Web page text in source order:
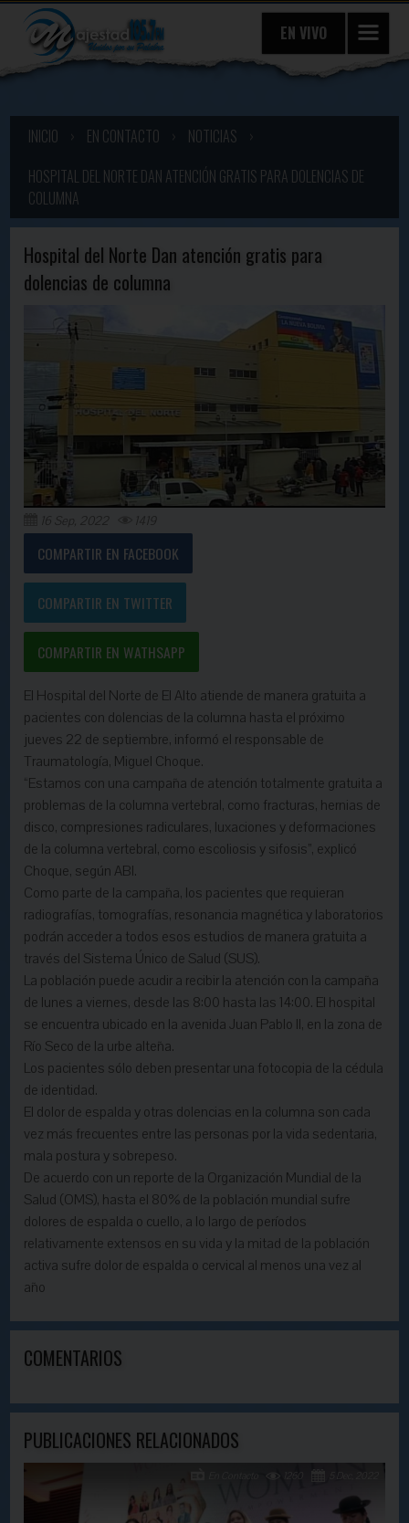
EN VIVO
INICIO EN CONTACTO NOTICIAS
HOSPITAL DEL NORTE DAN ATENCIÓN GRATIS PARA DOLENCIAS DE
COLUMNA
Hospital del Norte Dan atención gratis para
dolencias de columna
16 Sep, 2022 1419
COMPARTIR EN FACEBOOK
COMPARTIR EN TWITTER
COMPARTIR EN WATHSAPP
El Hospital del Norte de El Alto atiende de manera gratuita a
pacientes con dolencias de la columna hasta el próximo
jueves 22 de septiembre, informó el responsable de
Traumatología, Miguel Choque.
“Estamos con una campaña de atención totalmente gratuita a
problemas de la columna vertebral, como fracturas, hernias de
disco, compresiones radiculares, luxaciones y deformaciones
de la columna vertebral, como escoliosis y sifosis”, explicó
Choque, según ABI.
Como parte de la campaña, los pacientes que requieran
radiografías, tomografías, resonancia magnética y laboratorios
podrán acceder a todos esos estudios de manera gratuita a
través del Sistema Único de Salud (SUS).
La población puede acudir a recibir la atención con la campaña
de lunes a viernes, desde las 8:00 hasta las 14:00. El hospital
se encuentra ubicado en la avenida Juan Pablo II, en la zona de
Río Seco de la urbe alteña.
Los pacientes sólo deben presentar una fotocopia de la cédula
de identidad.
El dolor de espalda y otras dolencias en la columna son cada
vez más frecuentes entre las personas por la vida sedentaria,
mala postura y sobrepeso.
De acuerdo con un reporte de la Organización Mundial de la
Salud (OMS), hasta el 80% de la población mundial sufre
dolores de espalda o cuello, a lo largo de períodos
relativamente extensos en su vida y la mitad de la población
activa sufre dolor de espalda o cervical al menos una vez al
año
COMENTARIOS
PUBLICACIONES RELACIONADOS
5 Dec, 2022
1260